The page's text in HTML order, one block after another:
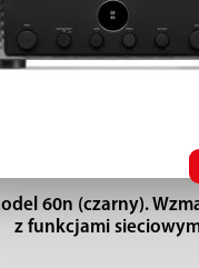
60n (czarny).
z funkcjami